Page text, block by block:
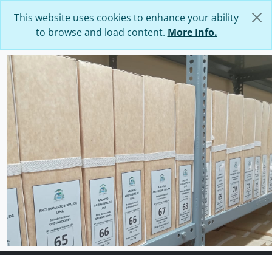
This website uses cookies to enhance your ability
to browse and load content. More Info.